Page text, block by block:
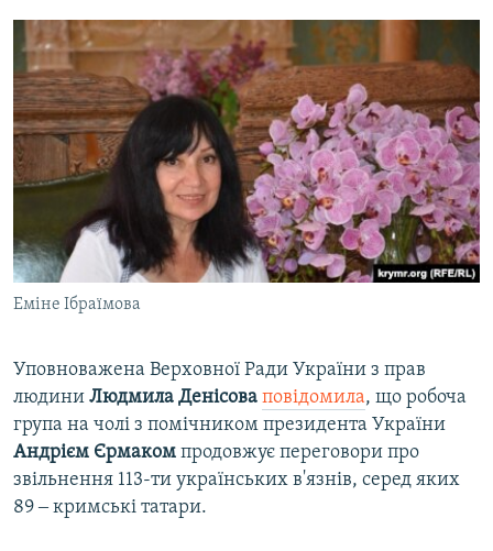
Еміне Ібраїмова
Уповноважена Верховної Ради України з прав
людини Людмила Денісова повідомила, що робоча
група на чолі з помічником президента України
Андрієм Єрмаком продовжує переговори про
звільнення 113-ти українських в'язнів, серед яких
89 ‒ кримські татари.